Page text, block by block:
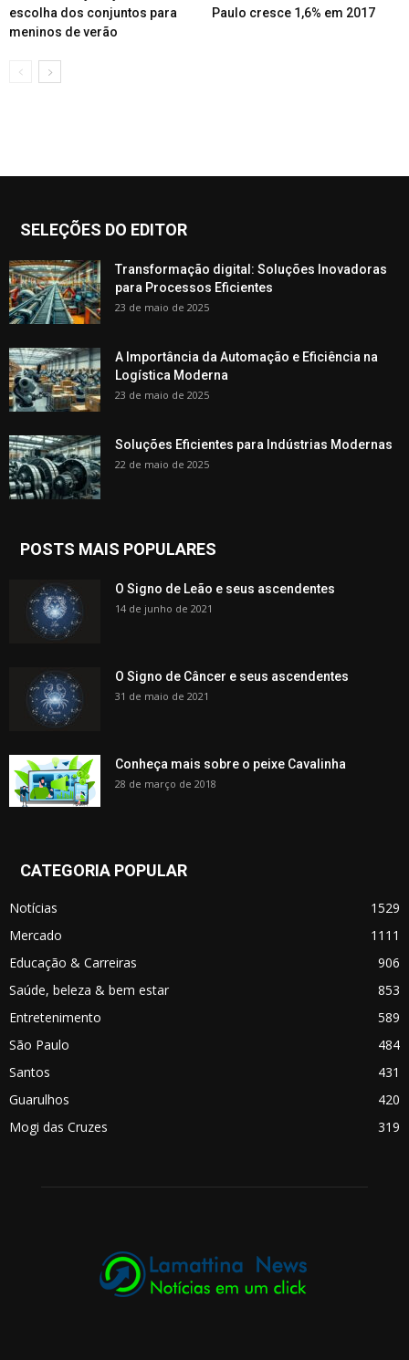
escolha dos conjuntos para
meninos de verão
Paulo cresce 1,6% em 2017
SELEÇÕES DO EDITOR
Transformação digital: Soluções Inovadoras
para Processos Eficientes
23 de maio de 2025
A Importância da Automação e Eficiência na
Logística Moderna
23 de maio de 2025
Soluções Eficientes para Indústrias Modernas
22 de maio de 2025
POSTS MAIS POPULARES
O Signo de Leão e seus ascendentes
14 de junho de 2021
O Signo de Câncer e seus ascendentes
31 de maio de 2021
Conheça mais sobre o peixe Cavalinha
28 de março de 2018
CATEGORIA POPULAR
Notícias
1529
Mercado
1111
Educação & Carreiras
906
Saúde, beleza & bem estar
853
Entretenimento
589
São Paulo
484
Santos
431
Guarulhos
420
Mogi das Cruzes
319